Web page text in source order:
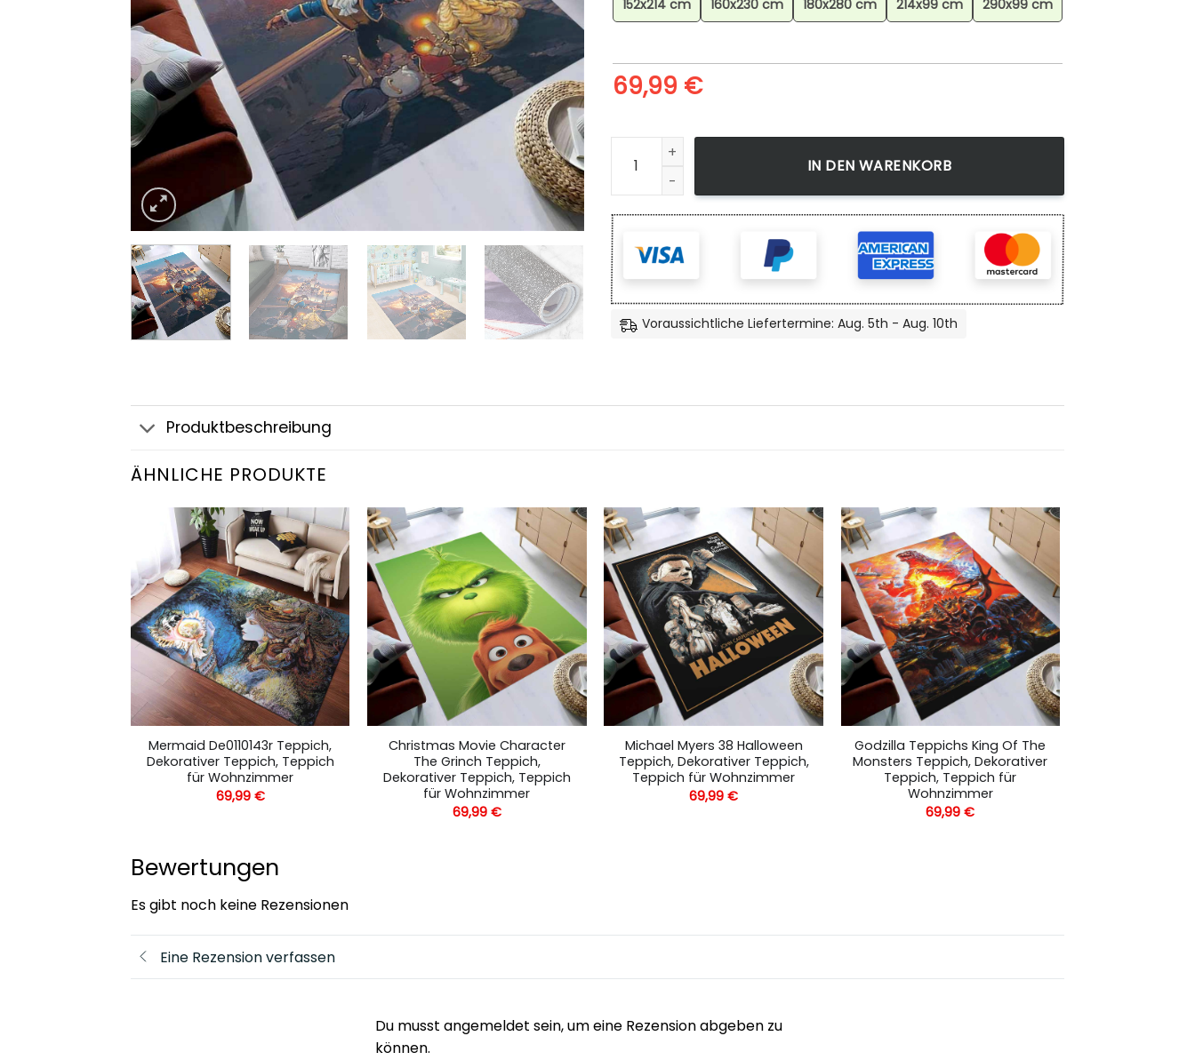
152x214 cm 160x230 cm 180x280 cm 214x99 cm 290x99 cm
69,99 €
Beauty And The Beast Teppich, Dekorativer Teppich, Teppich für Wohnzimmer Menge
IN DEN WARENKORB
Voraussichtliche Liefertermine: Aug. 5th - Aug. 10th
Produktbeschreibung
ÄHNLICHE PRODUKTE
Mermaid De0110143r Teppich,
Dekorativer Teppich, Teppich
für Wohnzimmer
69,99 €
Christmas Movie Character
The Grinch Teppich,
Dekorativer Teppich, Teppich
für Wohnzimmer
69,99 €
Michael Myers 38 Halloween
Teppich, Dekorativer Teppich,
Teppich für Wohnzimmer
69,99€
Godzilla Teppichs King Of The
Monsters Teppich, Dekorativer
Teppich, Teppich für
Wohnzimmer
69,99€
Bewertungen
Es gibt noch keine Rezensionen
Eine Rezension verfassen
Du musst angemeldet sein, um eine Rezension abgeben zu
können.